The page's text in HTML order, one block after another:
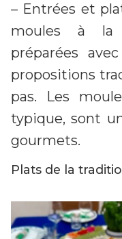
– Entrées et
moules à la
préparées
propositions
pas. Les
typique, sont
gourmets.
Plats de la